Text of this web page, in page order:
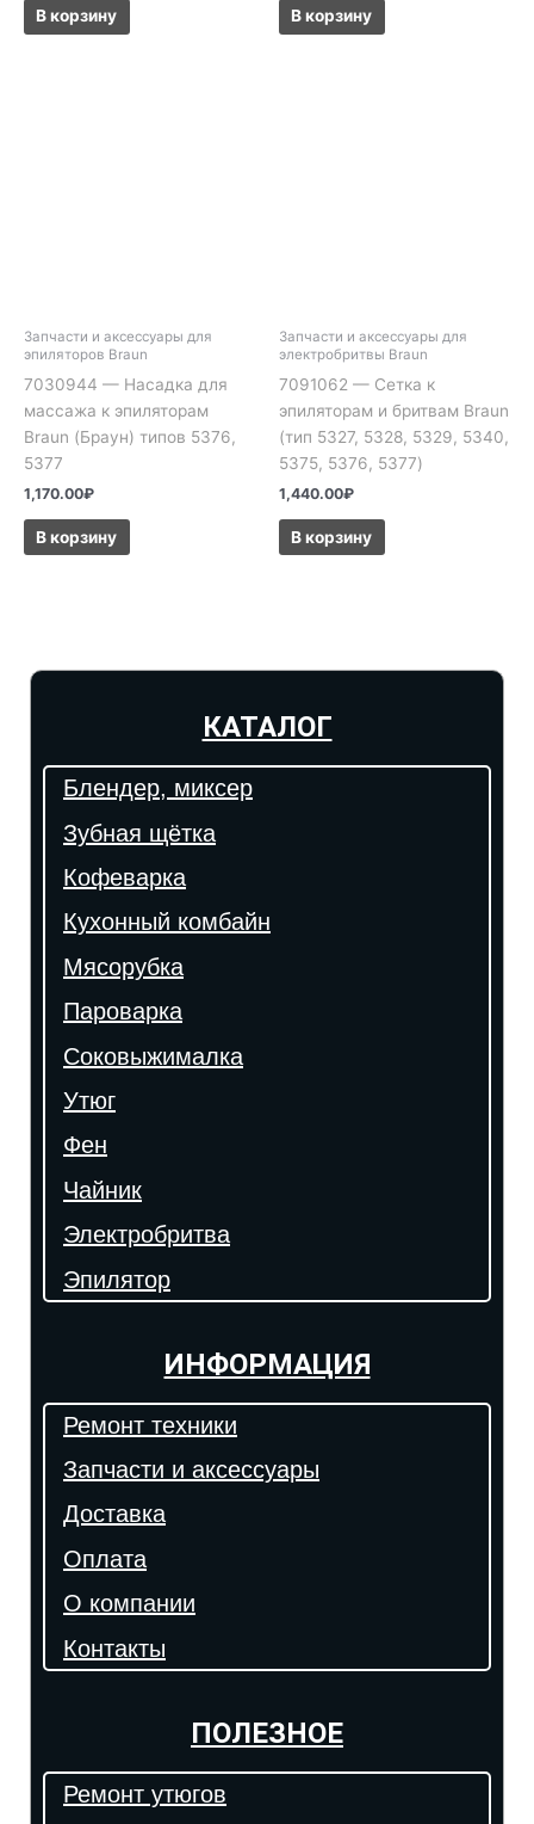
В корзину В корзину
Запчасти и аксессуары для
эпиляторов Braun
7030944 — Насадка для
массажа к эпиляторам
Braun (Браун) типов 5376,
5377
1,170.00₽
В корзину
Запчасти и аксессуары для
электробритвы Braun
7091062 — Сетка к
эпиляторам и бритвам Braun
(тип 5327, 5328, 5329, 5340,
5375, 5376, 5377)
1,440.00₽
В корзину
КАТАЛОГ
Блендер, миксер
Зубная щётка
Кофеварка
Кухонный комбайн
Мясорубка
Пароварка
Соковыжималка
Утюг
Фен
Чайник
Электробритва
Эпилятор
ИНФОРМАЦИЯ
Ремонт техники
Запчасти и аксессуары
Доставка
Оплата
О компании
Контакты
ПОЛЕЗНОЕ
Ремонт утюгов